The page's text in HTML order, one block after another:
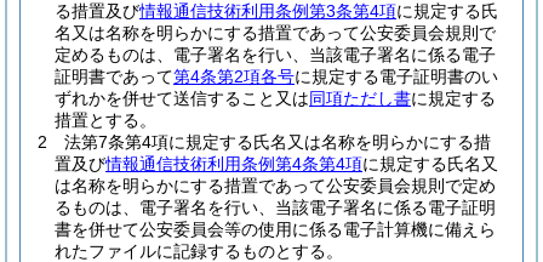
る措置及び情報通信技術利用条例第3条第4項に規定する氏
名又は名称を明らかにする措置であって公安委員会規則で
定めるものは、電子署名を行い、当該電子署名に係る電子
証明書であって第4条第2項各号に規定する電子証明書のい
ずれかを併せて送信すること又は同項ただし書に規定する
措置とする。
2
法第7条第4項に規定する氏名又は名称を明らかにする措
置及び情報通信技術利用条例第4条第4項に規定する氏名又
は名称を明らかにする措置であって公安委員会規則で定め
るものは、電子署名を行い、当該電子署名に係る電子証明
書を併せて公安委員会等の使用に係る電子計算機に備えら
れたファイルに記録するものとする。